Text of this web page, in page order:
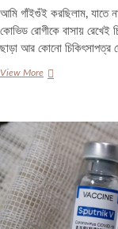
আমি গাঁইগুঁই করছিলাম, যাতে
কোভিড রোগীকে বাসায় রেখেই
ছাড়া আর কোনো চিকিৎসাপত্র
View Moreথমকে
আলিঙ্গনে-২১